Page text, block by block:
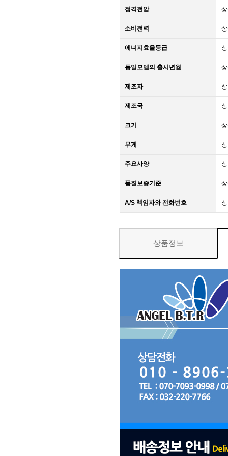
정격전압
소비전력
에너지효율등급
동일모델의 출시년월
제조자
제조국
크기
무게
주요사양
품질보증기준
A/S 책임자와 전화번호
상품정보